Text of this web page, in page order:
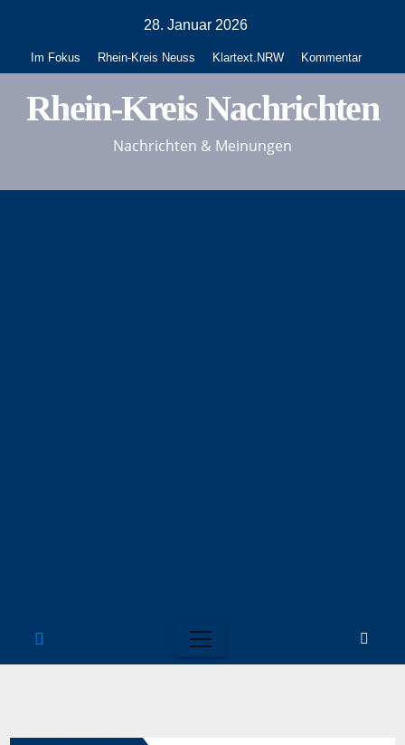
springen
28. Januar 2026
Im Fokus Rhein-Kreis Neuss Klartext.NRW Kommentar
Rhein-Kreis Nachrichten
Nachrichten & Meinungen